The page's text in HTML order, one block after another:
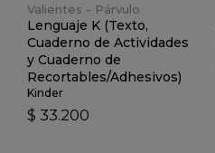
Valientes - Párvulo
Lenguaje K (Texto,
Cuaderno de Actividades
y Cuaderno de
Recortables/Adhesivos)
Kinder
$ 33.200